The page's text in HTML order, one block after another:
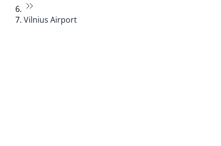
Vilnius Airport